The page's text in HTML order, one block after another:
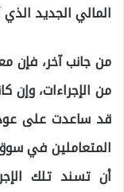
المالي الجديد
من جانب آخر، فإن
من الإجراءات، وإن
قد ساعدت على
المتعاملين في
أن تسند تلك